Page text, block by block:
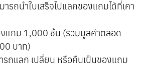
รถนำใบเสร็จไปแลกของแถมได้ที่เคา
แถม 1,000 ชิ้น (รวมมูลค่าตลอด
บาท)
รถแลก เปลี่ยน หรือคืนเป็นของแถม